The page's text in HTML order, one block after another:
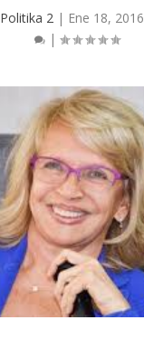
Politika 2| Ene 18, 2016
|